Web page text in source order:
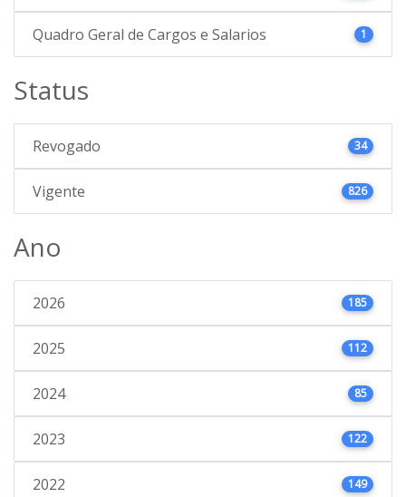
Quadro Geral de Cargos e Salarios 1
Status
Revogado 34
Vigente 826
Ano
2026 185
2025 112
2024 85
2023 122
2022 149